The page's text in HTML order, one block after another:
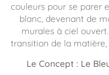
couleurs pour se parer
blanc, devenant de
murales à ciel
transition de la
Le Concept : Le